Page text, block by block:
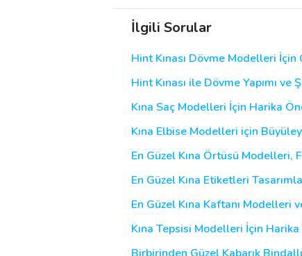
İlgili Sorular
Hint Kınası Dövme Modelleri
Hint Kınası ile Dövme Yapımı ve
Kına Saç Modelleri İçin Harika
Kına Elbise Modelleri için
En Güzel Kına Örtüsü Modelleri,
En Güzel Kına Etiketleri
En Güzel Kına Kaftanı Modelleri
Kına Tepsisi Modelleri İçin
Birbirinden Güzel Kabarık